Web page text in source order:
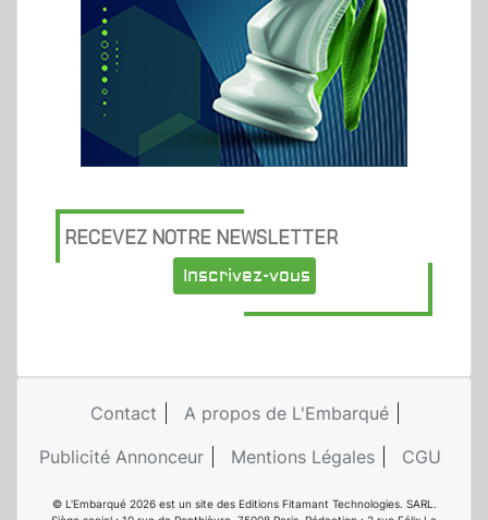
RECEVEZ NOTRE NEWSLETTER
Inscrivez-vous
Contact
A propos de L'Embarqué
Publicité Annonceur
Mentions Légales CGU
© L'Embarqué 2026 est un site des Editions Fitamant Technologies. SARL.